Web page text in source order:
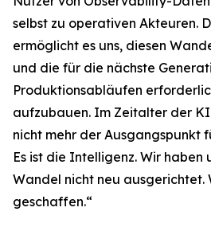
selbst zu operativen Akteuren.
ermöglicht es uns, diesen
und die für die nächste
Produktionsabläufen
aufzubauen. Im Zeitalter der
nicht mehr der Ausgangspunkt
Es ist die Intelligenz. Wir haben
Wandel nicht neu
geschaffen.“